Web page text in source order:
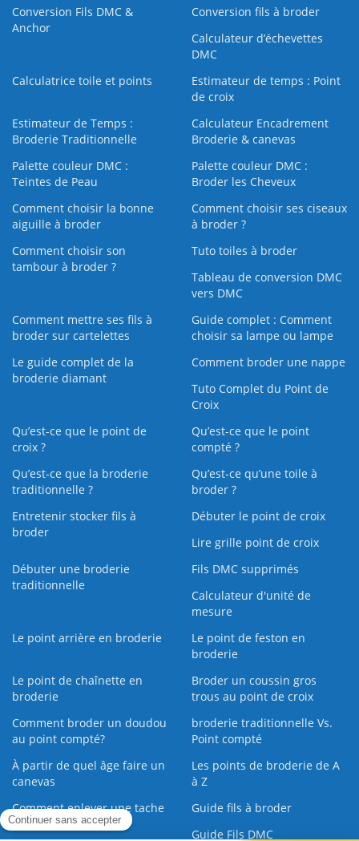
Conversion Fils DMC &
Anchor
Conversion fils à broder
Calculateur d’échevettes
DMC
Calculatrice toile et points
Estimateur de temps : Point
de croix
Estimateur de Temps :
Broderie Traditionnelle
Calculateur Encadrement
Broderie & canevas
Palette couleur DMC :
Teintes de Peau
Palette couleur DMC :
Broder les Cheveux
Comment choisir la bonne
aiguille à broder
Comment choisir ses ciseaux
à broder ?
Comment choisir son
tambour à broder ?
Tuto toiles à broder
Tableau de conversion DMC
vers DMC
Comment mettre ses fils à
broder sur cartelettes
Guide complet : Comment
choisir sa lampe ou lampe
Le guide complet de la
broderie diamant
Comment broder une nappe
Tuto Complet du Point de
Croix
Qu’est-ce que le point de
croix ?
Qu’est-ce que le point
compté ?
Qu’est-ce que la broderie
traditionnelle ?
Qu’est‑ce qu’une toile à
broder ?
Entretenir stocker fils à
broder
Débuter le point de croix
Lire grille point de croix
Débuter une broderie
traditionnelle
Fils DMC supprimés
Calculateur d'unité de
mesure
Le point arrière en broderie
Le point de feston en
broderie
Le point de chaînette en
broderie
Broder un coussin gros
trous au point de croix
Comment broder un doudou
au point compté?
broderie traditionnelle Vs.
Point compté
À partir de quel âge faire un
canevas
Les points de broderie de A
à Z
Comment enlever une tache
sur une broderie
Guide fils à broder
Guide Fils DMC